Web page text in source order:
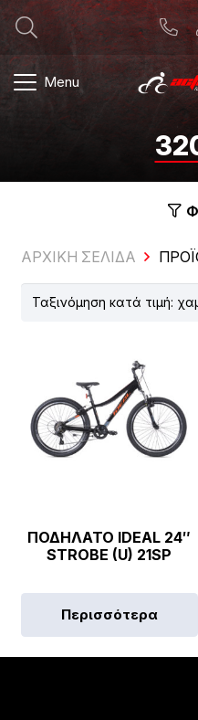
Menu
ΑΡΧΙΚΗ ΣΕΛΙΔΑ
ΠΟΔΗΛΑΤΟ IDEAL 24″
STROBE (U) 21SP
Περισσότερα